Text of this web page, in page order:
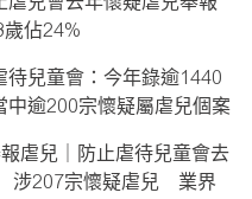
佔24%
待兒童會：今年錄逾1440
逾200宗懷疑屬虐兒個案
報虐兒｜防止虐待兒童會去
涉207宗懷疑虐兒 業界